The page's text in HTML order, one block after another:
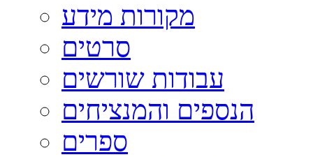
מקורות מידע
סרטים
עבודות שורשים
הנספים והמנציחים
ספרים